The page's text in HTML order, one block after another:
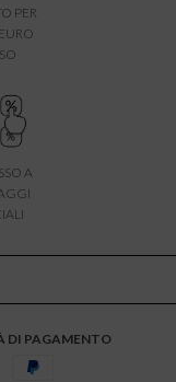
PER
A
DI PAGAMENTO